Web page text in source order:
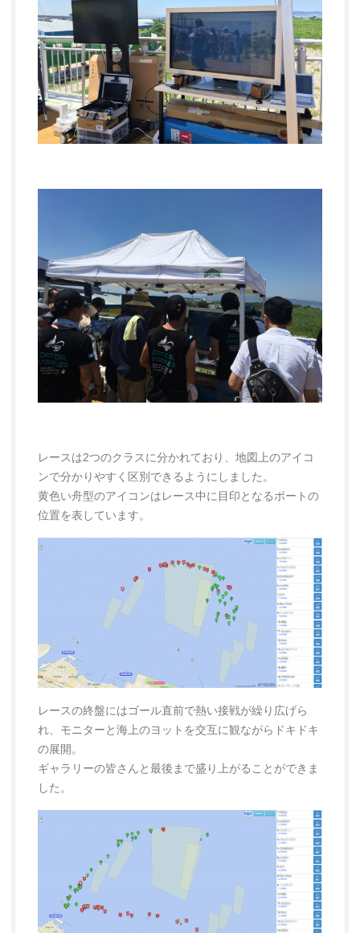
レースは2つのクラスに分かれており、地図上のアイコ
ンで分かりやすく区別できるようにしました。
黄色い舟型のアイコンはレース中に目印となるボートの
位置を表しています。
レースの終盤にはゴール直前で熱い接戦が繰り広げら
れ、モニターと海上のヨットを交互に観ながらドキドキ
の展開。
ギャラリーの皆さんと最後まで盛り上がることができま
した。